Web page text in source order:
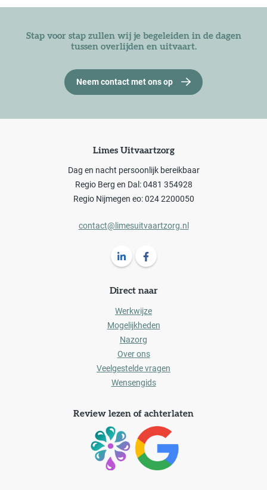
Stap voor stap zullen wij je begeleiden in de dagen
tussen overlijden en uitvaart.
Neem contact met ons op
Limes Uitvaartzorg
Dag en nacht persoonlijk bereikbaar
Regio Berg en Dal: 0481 354928
Regio Nijmegen eo: 024 2200050
contact@limesuitvaartzorg.nl
Volg ons op LinkedIn Limes
Direct naar
Werkwijze
Mogelijkheden
Nazorg
Over ons
Veelgestelde vragen
Wensengids
Review lezen of achterlaten